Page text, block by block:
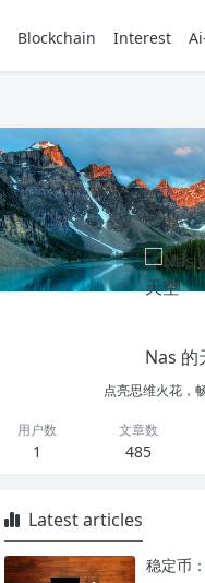
Blockchain Interest
Nas 的
点亮思维火花，
用户数
1
文章数
485
Latest articles